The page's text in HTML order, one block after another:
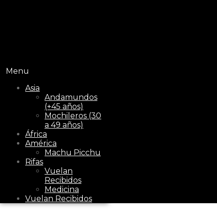
Menu
Asia
Andamundos
(+45 años)
Mochileros (30
a 49 años)
África
América
Machu Picchu
Rifas
Vuelan
Recibidos
Medicina
Vuelan Recibidos